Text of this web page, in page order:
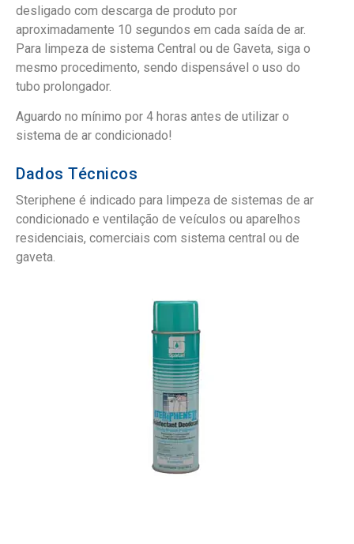
desligado com descarga de produto por
aproximadamente 10 segundos em cada saída de ar.
Para limpeza de sistema Central ou de Gaveta, siga o
mesmo procedimento, sendo dispensável o uso do
tubo prolongador.
Aguardo no mínimo por 4 horas antes de utilizar o
sistema de ar condicionado!
Dados Técnicos
Steriphene é indicado para limpeza de sistemas de ar
condicionado e ventilação de veículos ou aparelhos
residenciais, comerciais com sistema central ou de
gaveta.